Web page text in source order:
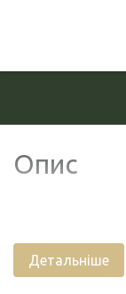
Опис
Детальніше